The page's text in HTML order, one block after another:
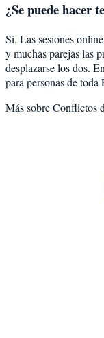
¿Se puede hacer
Sí. Las sesiones
y muchas parejas las
desplazarse los dos.
para personas de toda
Más sobreConflictos